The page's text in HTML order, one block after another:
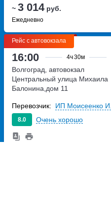
~ 3 014руб.
Ежедневно
Рейс с автовокзала
16:00 4ч30м
Волгоград, автовокзал
Центральный улица Михаила
Балонина,дом 11
8.0 Очень хорошо
Перевозчик: ИП Моисеенко